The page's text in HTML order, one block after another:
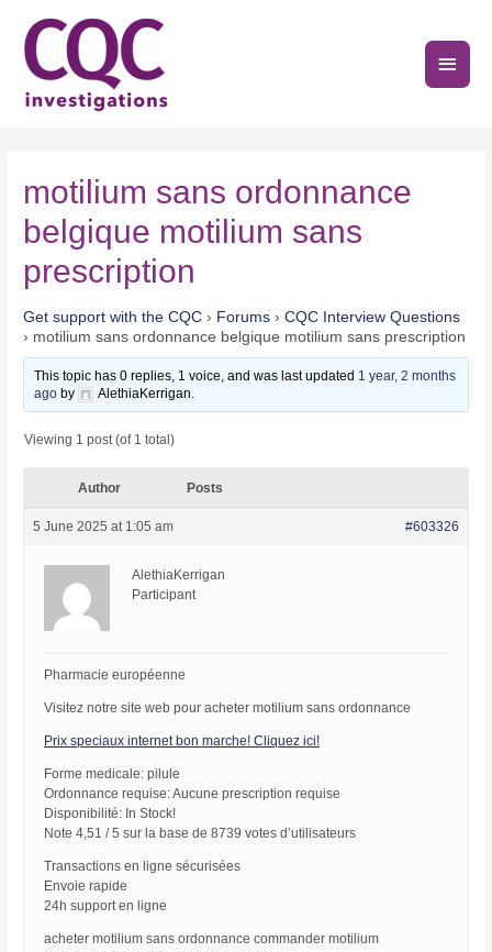
content
Main
motilium sans ordonnance
belgique motilium sans
prescription
Get support with the CQC › Forums › CQC Interview Questions
› motilium sans ordonnance belgique motilium sans prescription
This topic has 0 replies, 1 voice, and was last updated 1 year, 2 months
ago by AlethiaKerrigan.
Viewing 1 post (of 1 total)
Author Posts
5 June 2025 at 1:05 am #603326
AlethiaKerrigan
Participant
Pharmacie européenne
Visitez notre site web pour acheter motilium sans ordonnance
Prix speciaux internet bon marche! Cliquez ici!
Forme medicale: pilule
Ordonnance requise: Aucune prescription requise
Disponibilité: In Stock!
Note 4,51 / 5 sur la base de 8739 votes d’utilisateurs
Transactions en ligne sécurisées
Envoie rapide
24h support en ligne
acheter motilium sans ordonnance commander motilium